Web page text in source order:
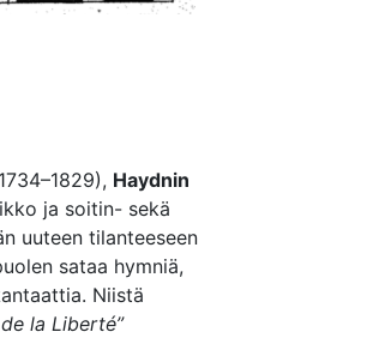
Haydnin
ja soitin- sekä
uuteen tilanteeseen
sataa hymniä,
Niistä
la Liberté”